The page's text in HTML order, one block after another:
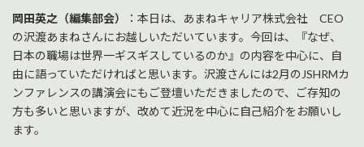
岡田英之（編集部会）
：本日は、あまねキャリア株式会社 CEO
の沢渡あまねさんにお越しいただいています。今回は、『なぜ、
日本の職場は世界一ギスギスしているのか』の内容を中心に、自
由に語っていただければと思います。沢渡さんには2月のJSHRMカ
ンファレンスの講演会にもご登壇いただきましたので、ご存知の
方も多いと思いますが、改めて近況を中心に自己紹介をお願いし
ます。